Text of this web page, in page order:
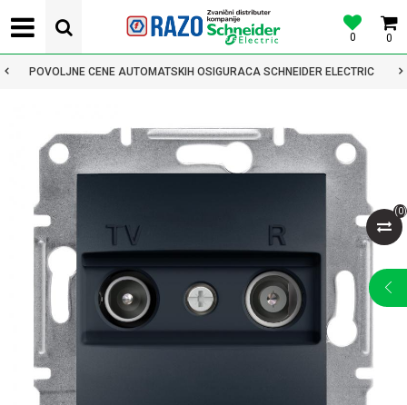
0
0
POVOLJNE CENE AUTOMATSKIH OSIGURACA SCHNEIDER ELECTRIC
(0)